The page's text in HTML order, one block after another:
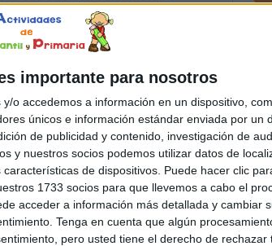
importante para nosotros
y/o accedemos a información en un dispositivo,
únicos e información estándar enviada por un
de publicidad y contenido, investigación de
y nuestros socios podemos utilizar datos de
de dispositivos. Puede hacer clic
1733 socios para que llevemos a cabo el
acceder a información más detallada y cambiar
Tenga en cuenta que algún
pero usted tiene el derecho de rechazar
personales,Navidad
de escritura,recortables